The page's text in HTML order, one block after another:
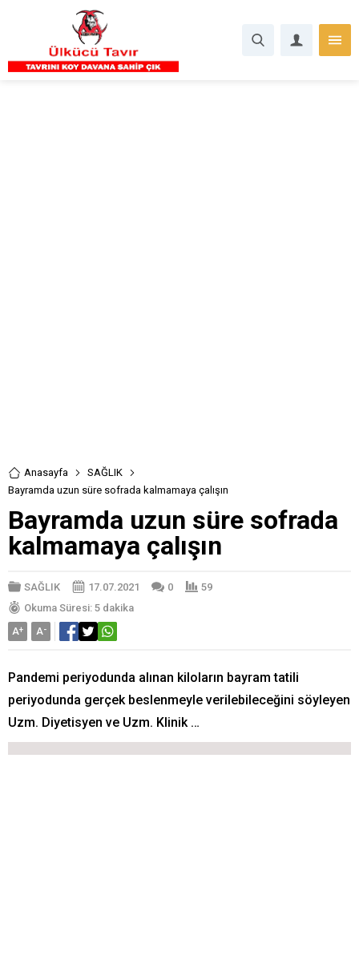
Anasayfa
SAĞLIK
Bayramda uzun süre sofrada kalmamaya çalışın
Bayramda uzun süre sofrada
kalmamaya çalışın
SAĞLIK 17.07.2021 0
59
Okuma Süresi: 5 dakika
A+ A-
Pandemi periyodunda alınan kiloların bayram tatili
periyodunda gerçek beslenmeyle verilebileceğini söyleyen
Uzm. Diyetisyen ve Uzm. Klinik …